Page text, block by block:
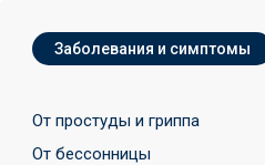
Заболевания и симптомы
От простуды и гриппа
От бессонницы